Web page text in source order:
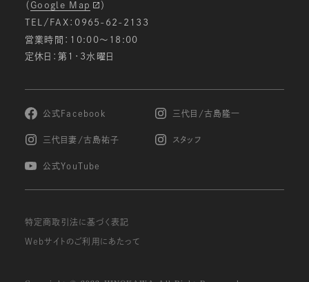
（ Google Map
）
TEL/FAX：0965-62-2133
営業時間：10:00〜18:00
定休日：第1・3水曜日
公式Facebook 三代目/古島隆一
三代目妻/古島祐子 スタッフ
公式YouTube
特定商取引法に基づく表記
Webサイトのご利用にあたって